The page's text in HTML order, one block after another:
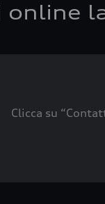
online
Clicca su